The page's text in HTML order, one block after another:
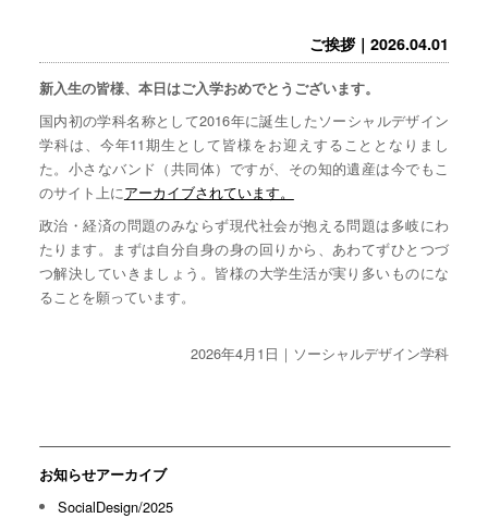
ご挨拶｜2026.04.01
新入生の皆様、本日はご入学おめでとうございます。
国内初の学科名称として2016年に誕生したソーシャルデザイン
学科は、今年11期生として皆様をお迎えすることとなりまし
た。小さなバンド（共同体）ですが、その知的遺産は今でもこ
のサイト上にアーカイブされています。
政治・経済の問題のみならず現代社会が抱える問題は多岐にわ
たります。まずは自分自身の身の回りから、あわてずひとつづ
つ解決していきましょう。皆様の大学生活が実り多いものにな
ることを願っています。
2026年4月1日｜ソーシャルデザイン学科
お知らせアーカイブ
SocialDesign/2025